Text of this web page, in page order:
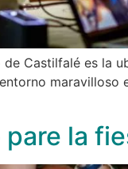
Castilfalé es la
pare la